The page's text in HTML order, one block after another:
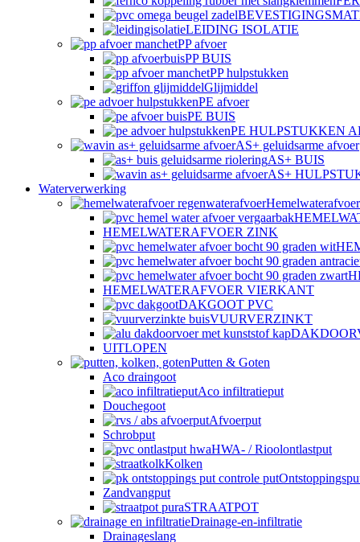
LEIDING ISOLATIE
PP afvoer
PP BUIS
PP hulpstukken
Glijmiddel
PE afvoer
PE BUIS
PE HULPSTUKKEN
AS+ geluidsarme afvoer
AS+ BUIS
AS+
Waterverwerking
Hemelwaterafvoer
HEMELWATERAFVOER ZINK
HEMELWATERAFVOER VIERKANT
DAKGOOT PVC
VUURVERZINKT
UITLOPEN
Putten & Goten
Aco draingoot
Aco infiltratieput
Douchegoot
Afvoerput
Schrobput
HWA- / Rioolontlastput
Kolken
Zandvangput
STRAATPOT
Drainage-en-infiltratie
Drainageslang